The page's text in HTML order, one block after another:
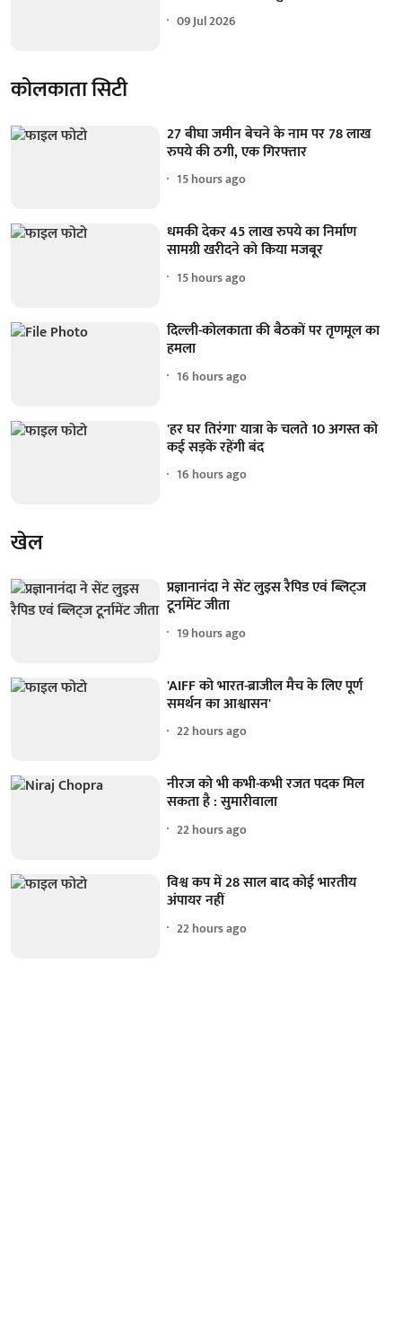
09 Jul 2026
कोलकाता सिटी
27 बीघा जमीन बेचने के नाम पर 78 लाख
रुपये की ठगी, एक गिरफ्तार
15 hours ago
धमकी देकर 45 लाख रुपये का निर्माण
सामग्री खरीदने को किया मजबूर
15 hours ago
दिल्ली-कोलकाता की बैठकों पर तृणमूल का
हमला
16 hours ago
'हर घर तिरंगा' यात्रा के चलते 10 अगस्त को
कई सड़कें रहेंगी बंद
16 hours ago
खेल
प्रज्ञानानंदा ने सेंट लुइस रैपिड एवं ब्लिट्ज
टूर्नामेंट जीता
19 hours ago
'AIFF को भारत-ब्राजील मैच के लिए पूर्ण
समर्थन का आश्वासन'
22 hours ago
नीरज को भी कभी-कभी रजत पदक मिल
सकता है : सुमारीवाला
22 hours ago
विश्व कप में 28 साल बाद कोई भारतीय
अंपायर नहीं
22 hours ago